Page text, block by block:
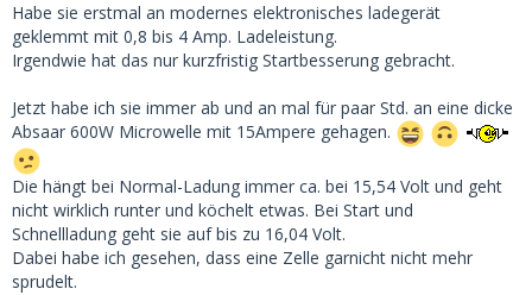
Habe sie erstmal an modernes elektronisches ladegerät
geklemmt mit 0,8 bis 4 Amp. Ladeleistung.
Irgendwie hat das nur kurzfristig Startbesserung gebracht.
Jetzt habe ich sie immer ab und an mal für paar Std. an eine dicke
Absaar 600W Microwelle mit 15Ampere gehagen.
Die hängt bei Normal-Ladung immer ca. bei 15,54 Volt und geht
nicht wirklich runter und köchelt etwas. Bei Start und
Schnellladung geht sie auf bis zu 16,04 Volt.
Dabei habe ich gesehen, dass eine Zelle garnicht nicht mehr
sprudelt.